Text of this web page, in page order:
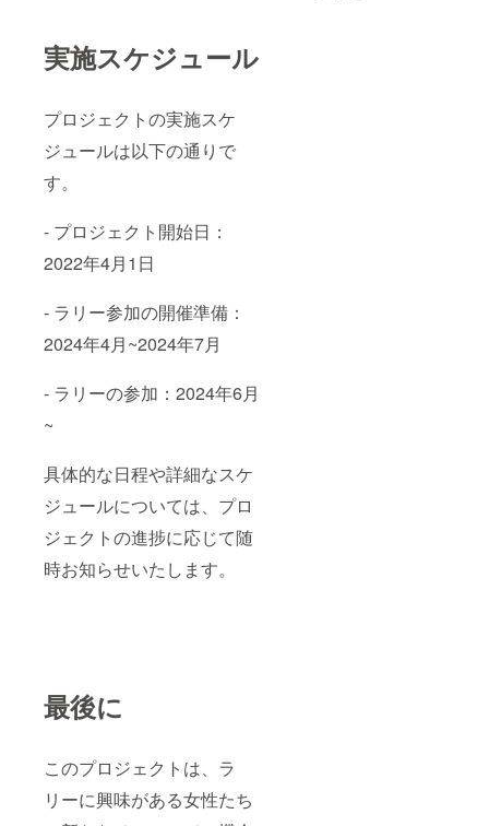
実施スケジュール
プロジェクトの実施スケ
ジュールは以下の通りで
す。
- プロジェクト開始日：
2022年4月1日
- ラリー参加の開催準備：
2024年4月~2024年7月
- ラリーの参加：2024年6月
~
具体的な日程や詳細なスケ
ジュールについては、プロ
ジェクトの進捗に応じて随
時お知らせいたします。
最後に
このプロジェクトは、ラ
リーに興味がある女性たち